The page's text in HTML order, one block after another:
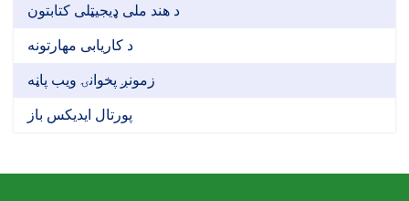
د هند ملی ډیجیټلی کتابتون
د کاریابی مهارتونه
زمونږ پخوانۍ ویب پاڼه
پورتال ایدیکس باز